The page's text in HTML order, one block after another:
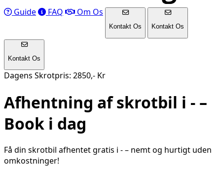
Guide FAQ Om Os
Kontakt Os Kontakt Os
Kontakt Os
Dagens Skrotpris: 2850,- Kr
Afhentning af skrotbil i - –
Book i dag
Få din skrotbil afhentet gratis i -– nemt og hurtigt uden
omkostninger!